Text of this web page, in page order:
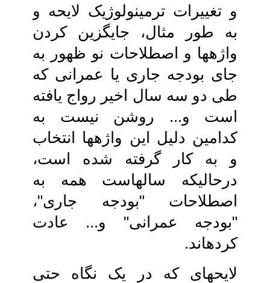
و تغییرات ترمینولوژیک لایحه‏ و
به ‏طور مثال، جایگزین کردن
واژه‏ها و اصطلاحات نو ظهور به
جای بودجه جاری یا عمرانی که
طی دو سه سال اخیر رواج یافته‏
است و... روشن نیست به
کدامین دلیل‏ این واژه‏ها انتخاب
و به کار گرفته شده است،
درحالی‏که سال‏هاست همه به
اصطلاحات‏ "بودجه جاری‏"،
"بودجه عمرانی‏" و... عادت‏
کرده‏اند.
لایحه‏ای که در یک نگاه حتی‏